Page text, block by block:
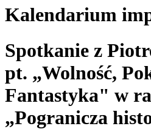
Kalendarium
Spotkanie z
pt. „Wolność,
Fantastyka" w
„Pogranicza